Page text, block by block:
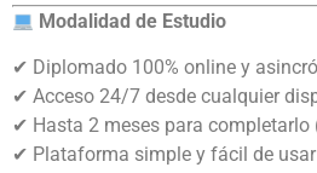
Modalidad de Estudio
✔ Diplomado 100% online y
✔ Acceso 24/7 desde cualquier
✔ Hasta 2 meses para completarlo
✔ Plataforma simple y fácil de usar